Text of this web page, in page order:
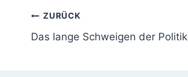
Beitragsnavigation
ZURÜCK
Das lange Schweigen der Politik